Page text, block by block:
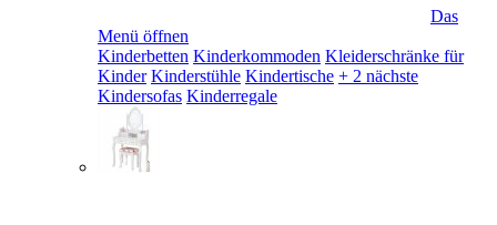
Das
Menü öffnen
Kinderbetten Kinderkommoden Kleiderschränke für
Kinder Kinderstühle Kindertische + 2 nächste
Kindersofas Kinderregale